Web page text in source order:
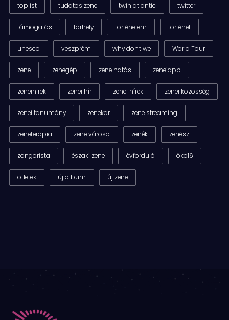
toplist tudatos zene twin atlantic twitter
támogatás tárhely történelem történet
unesco veszprém why don't we World Tour
zene zenegép zene hatás zeneiapp
zeneihirek zenei hír zenei hírek zenei közösség
zenei tanumány zenekar zene streaming
zeneterápia zene városa zenék zenész
zongorista északi zene évforduló öko16
ötletek új album új zene